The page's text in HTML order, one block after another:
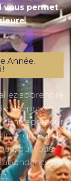
vous permet
Année.
!
apprendre
Entrepreneur
qui vend
qui vous
de